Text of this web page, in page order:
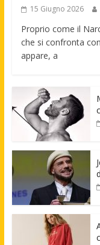
15 Giugno 2026
Proprio come il
che si confronta
appare, a